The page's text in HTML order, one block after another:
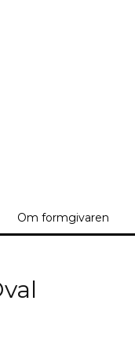
Om formgivaren